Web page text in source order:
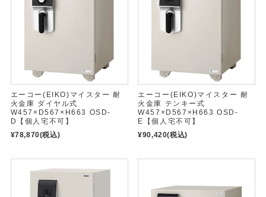
エーコー(EIKO)マイスター 耐
火金庫 ダイヤル式
W457×D567×H663 OSD-
D【個人宅不可】
¥78,870(税込)
エーコー(EIKO)マイスター 耐
火金庫 テンキー式
W457×D567×H663 OSD-
E【個人宅不可】
¥90,420(税込)